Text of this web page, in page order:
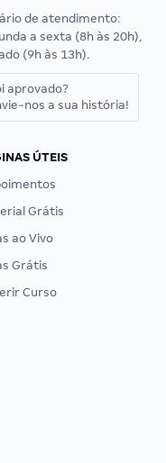
de atendimento:
a sexta (8h às 20h),
(9h às 13h).
aprovado?
nos a sua história!
ÚTEIS
Grátis
ao Vivo
Grátis
Curso